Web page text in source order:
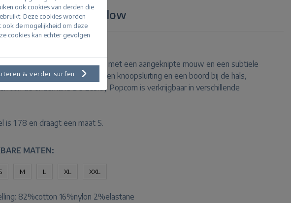
Popcorn butter yellow
Popcorn is een gebreid vestje met een aangeknipte mouw en een subtiele
Het vest heeft een V-hals, een knoopsluiting en een boord bij de hals,
aan de onderkant. De Lesley Popcorn is verkrijgbaar in verschillende
is 1.78 en draagt een maat S.
MATEN:
M L XL XXL
82%cotton 16%nylon 2%elastane
ook cookies van derden die
Deze cookies worden
de mogelijkheid om deze
cookies kan echter gevolgen
& verder surfen